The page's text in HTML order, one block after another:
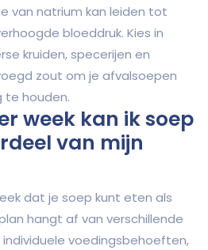
van natrium kan leiden tot
bloeddruk. Kies in
kruiden, specerijen en
zout om je afvalsoepen
te houden.
week kan ik soep
van mijn
dat je soep kunt eten als
hangt af van verschillende
voedingsbehoeften,